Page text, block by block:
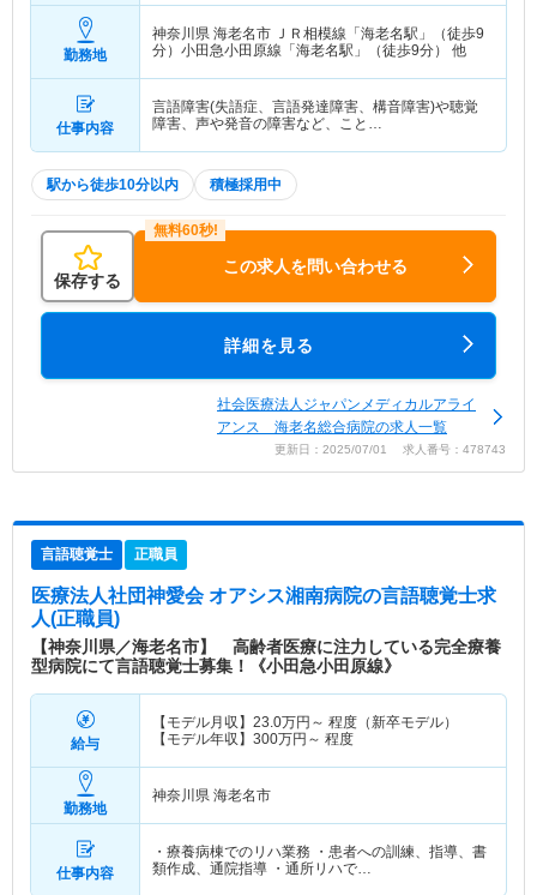
勤務地
神奈川県 海老名市 ＪＲ相模線「海老名駅」（徒歩9
分）小田急小田原線「海老名駅」（徒歩9分） 他
仕事内容
言語障害(失語症、言語発達障害、構音障害)や聴覚
障害、声や発音の障害など、こと…
駅から徒歩10分以内 積極採用中
保存する
この求人を問い合わせる
詳細を見る
社会医療法人ジャパンメディカルアライ
アンス 海老名総合病院の求人一覧
更新日：2025/07/01 求人番号：478743
言語聴覚士 正職員
医療法人社団神愛会 オアシス湘南病院の言語聴覚士求
人(正職員)
【神奈川県／海老名市】 高齢者医療に注力している完全療養
型病院にて言語聴覚士募集！《小田急小田原線》
給与
【モデル月収】 23.0万円～ 程度（新卒モデル）
【モデル年収】 300万円～ 程度
勤務地
神奈川県 海老名市
仕事内容
・療養病棟でのリハ業務 ・患者への訓練、指導、書
類作成、通院指導 ・通所リハで…